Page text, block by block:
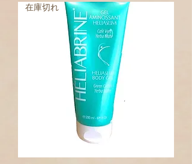
在庫切れ